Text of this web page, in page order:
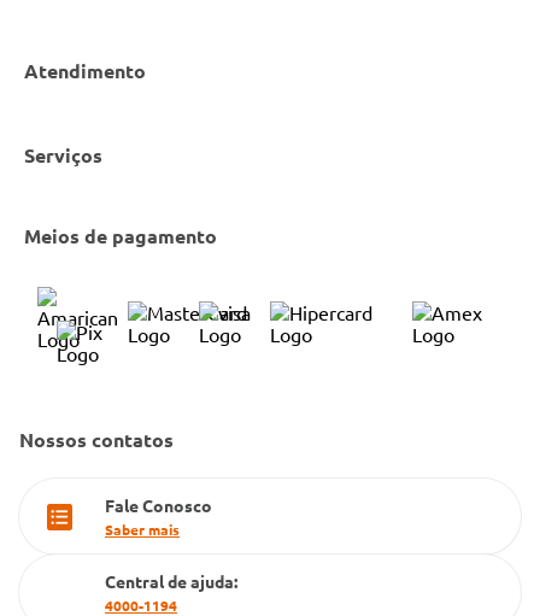
Cobre Oferta
Código de Conduta
Atendimento
Política de Privacidade
Política de Reembolso
Fale Conosco
Serviços
Bulário Anvisa
Condeclin
Convênio Conlife
Farmacia popular
Cartão Grupo Conde
Televendas
Meios de pagamento
Nossos contatos
Fale Conosco
Saber mais
Central de ajuda:
4000-1194